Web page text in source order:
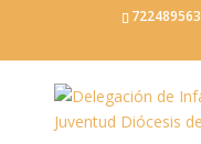
722489563